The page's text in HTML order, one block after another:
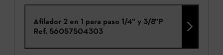
Afilador 2 en 1 para paso 1/4" y 3/8"P
Ref. 56057504303